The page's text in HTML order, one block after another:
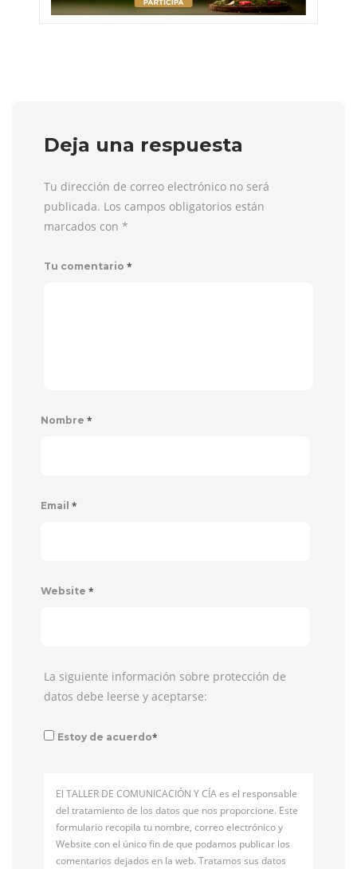
Deja una respuesta
Tu dirección de correo electrónico no será
publicada. Los campos obligatorios están
marcados con *
Tu comentario *
Nombre *
Email *
Website *
La siguiente información sobre protección de
datos debe leerse y aceptarse:
Estoy de acuerdo*
El TALLER DE COMUNICACIÓN Y CÍA es el responsable
del tratamiento de los datos que nos proporcione. Este
formulario recopila tu nombre, correo electrónico y
Website con el único fin de que podamos publicar los
comentarios dejados en la web. Tratamos sus datos